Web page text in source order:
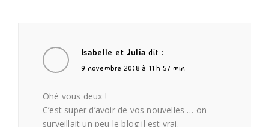
Isabelle et Julia dit :
9 novembre 2018 à 11 h 57 min
Ohé vous deux !
C’est super d’avoir de vos nouvelles … on
surveillait un peu le blog il est vrai.